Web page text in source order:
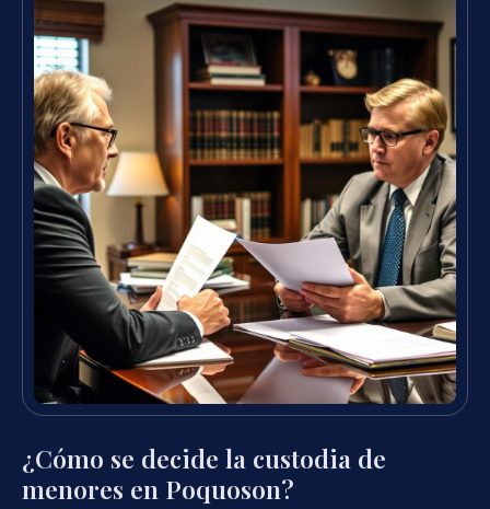
¿Cómo se decide la custodia de
menores en Poquoson?